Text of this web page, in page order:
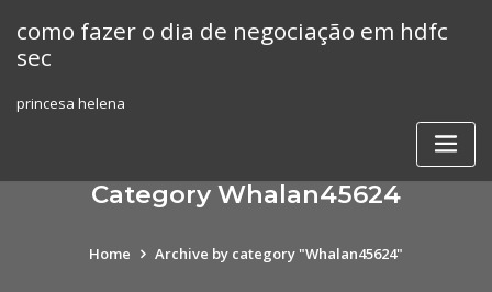
content
como fazer o dia de negociação em hdfc
sec
princesa helena
Category Whalan45624
Home Archive by category "Whalan45624"